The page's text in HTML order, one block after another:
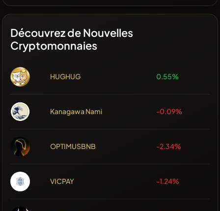
Découvrez de Nouvelles
Cryptomonnaies
HUGHUG 0.55%
Kanagawa Nami -0.09%
OPTIMUSBNB -2.34%
VICPAY -1.24%